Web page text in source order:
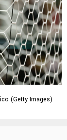
(Getty Images)